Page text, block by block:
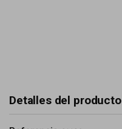
Detalles del producto